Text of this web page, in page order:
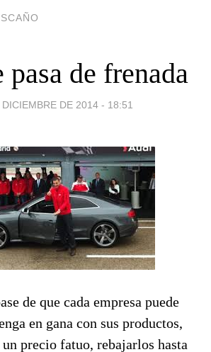
de frenada
DE 2014 - 18:51
de que cada empresa puede
en gana con sus productos,
un precio fatuo, rebajarlos hasta